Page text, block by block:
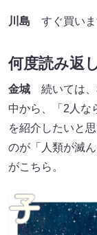
川島 すぐ買いま
何度読み返
金城 続いては、
中から、「2人な
を紹介したいと
のが「人類が滅
がこちら。